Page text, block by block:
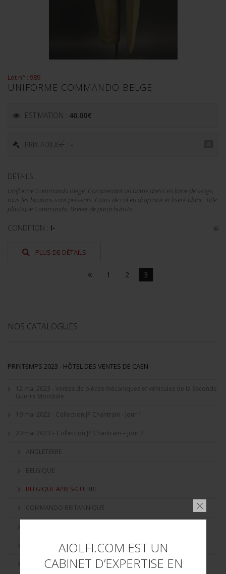
AIOLFI.COM EST UN
CABINET D’EXPERTISE EN
Lot n° : 989
UNIFORME COMMANDO BELGE.
ESTIMATION : 40.00€
PRIX ADJUGÉ : -
DÉTAILS :
Uniforme Commando Belge. Comprenant un battle dress en laine de serge,
tous les boutons sont présents. Coins de col en drap noir et liseré blanc. Title
plastique Commando. Brevet de parachutiste....
CONDITION : I-
PLUS DE DÉTAILS
1 2 3
NOS CATALOGUES
PRINTEMPS 2023 - HÔTEL DES VENTES DE CAEN
12 mai 2023 - Ventes de pièces mécaniques et véhicules de la Seconde
Guerre Mondiale
19 mai 2023 - Collection JP Chantrain - Jour 1
20 mai 2023 – Collection JP Chantrain – Jour 2
ANGLETERRE
BELGIQUE
BELGIQUE APRES-GUERRE
COMMANDO BRITANNIQUE
FRANCE